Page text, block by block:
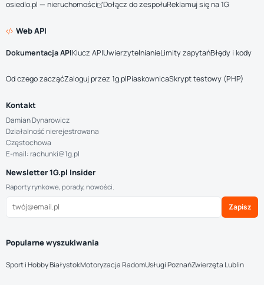
osiedlo.pl — nieruchomości Dołącz do zespołuReklamuj się na 1G
Web API
Dokumentacja APIKlucz APIUwierzytelnianieLimity zapytańBłędy i kody
Od czego zacząćZaloguj przez 1g.plPiaskownicaSkrypt testowy (PHP)
Kontakt
Damian Dynarowicz
Działalność nierejestrowana
Częstochowa
E-mail: rachunki@1g.pl
Newsletter 1G.pl Insider
Raporty rynkowe, porady, nowości.
Zapisz
Popularne wyszukiwania
Sport i Hobby BiałystokMotoryzacja RadomUsługi PoznańZwierzęta Lublin